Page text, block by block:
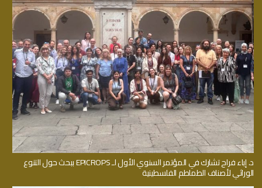
د. إباء فراح تشارك في المؤتمر السنوي الأول لـ EPICROPS ببحث حول التنوع
الوراثي لأصناف الطماطم الفلسطينية